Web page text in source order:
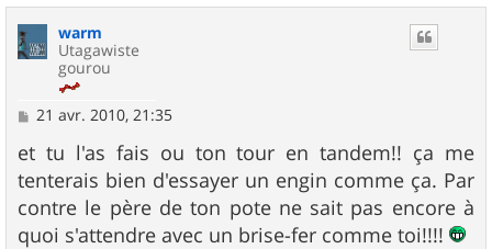
warm
Utagawiste
gourou
M
s
s
a
g
e
21 avr. 2010, 21:35
et tu l'as fais ou ton tour en tandem!! ça me
tenterais bien d'essayer un engin comme ça. Par
contre le père de ton pote ne sait pas encore à
quoi s'attendre avec un brise-fer comme toi!!!!